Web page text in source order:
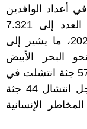
أعداد الوافدين
غير النظاميين بنسبة 24.5٪، إذ وصل العدد إلى 7.321
مهاجرا في 2025 مقابل 5.882 في 2024، ما يشير إلى
البحر الأبيض
المتوسط. وأظهرت الإحصاءات أيضا أن 57 جثة انتشلت في
مياه البليار خلال السنة نفسها، فيما سجل انتشال 44 جثة
الإنسانية